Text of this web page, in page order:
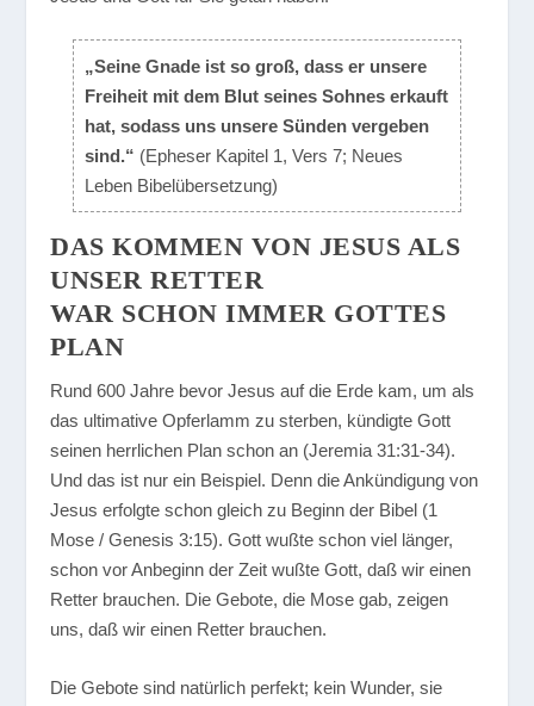
„Seine Gnade ist so groß, dass er unsere
Freiheit mit dem Blut seines Sohnes erkauft
hat, sodass uns unsere Sünden vergeben
sind.“ (Epheser Kapitel 1, Vers 7; Neues
Leben Bibelübersetzung)
DAS KOMMEN VON JESUS ALS
UNSER RETTER
WAR SCHON IMMER GOTTES
PLAN
Rund 600 Jahre bevor Jesus auf die Erde kam, um als
das ultimative Opferlamm zu sterben, kündigte Gott
seinen herrlichen Plan schon an (Jeremia 31:31-34).
Und das ist nur ein Beispiel. Denn die Ankündigung von
Jesus erfolgte schon gleich zu Beginn der Bibel (1
Mose / Genesis 3:15). Gott wußte schon viel länger,
schon vor Anbeginn der Zeit wußte Gott, daß wir einen
Retter brauchen. Die Gebote, die Mose gab, zeigen
uns, daß wir einen Retter brauchen.
Die Gebote sind natürlich perfekt; kein Wunder, sie